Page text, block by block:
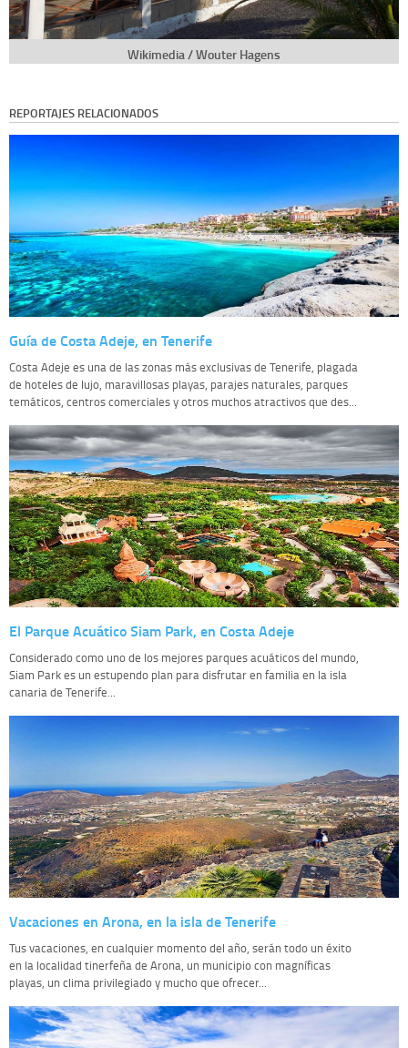
Wikimedia / Wouter Hagens
REPORTAJES RELACIONADOS
Guía de Costa Adeje, en Tenerife
Costa Adeje es una de las zonas más exclusivas de Tenerife, plagada
de hoteles de lujo, maravillosas playas, parajes naturales, parques
temáticos, centros comerciales y otros muchos atractivos que des...
El Parque Acuático Siam Park, en Costa Adeje
Considerado como uno de los mejores parques acuáticos del mundo,
Siam Park es un estupendo plan para disfrutar en familia en la isla
canaria de Tenerife...
Vacaciones en Arona, en la isla de Tenerife
Tus vacaciones, en cualquier momento del año, serán todo un éxito
en la localidad tinerfeña de Arona, un municipio con magníficas
playas, un clima privilegiado y mucho que ofrecer...